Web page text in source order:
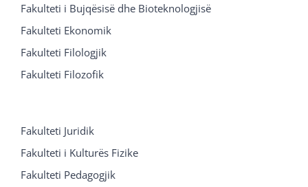
Fakulteti i Bujqësisë dhe Bioteknologjisë
Fakulteti Ekonomik
Fakulteti Filologjik
Fakulteti Filozofik
Fakulteti Juridik
Fakulteti i Kulturës Fizike
Fakulteti Pedagogjik